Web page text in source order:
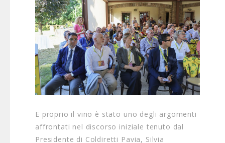
E proprio il vino è stato uno degli argomenti
affrontati nel discorso iniziale tenuto dal
Presidente di Coldiretti Pavia, Silvia